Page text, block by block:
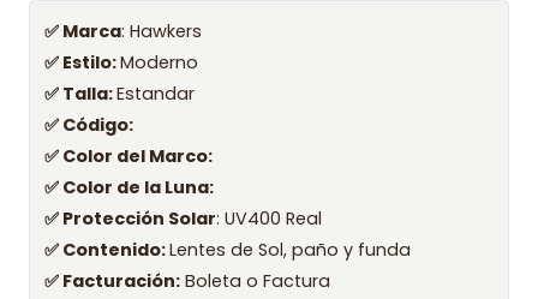
✅ Marca: Hawkers
✅ Estilo:Moderno
✅ Talla:Estandar
✅ Código:
✅ Color del Marco:
✅ Color de la Luna:
✅ Protección Solar: UV400 Real
✅ Contenido:Lentes de Sol, paño y funda
✅ Facturación: Boleta o Factura